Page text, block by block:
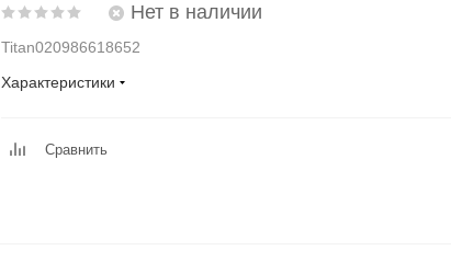
Нет в наличии
Titan020986618652
Характеристики
Сравнить